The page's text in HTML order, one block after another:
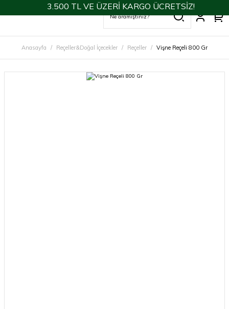
Anasayfa Reçeller&Doğal İçecekler Reçeller Vişne Reçeli 800 Gr
3.500 TL VE ÜZERİ KARGO ÜCRETSİZ!